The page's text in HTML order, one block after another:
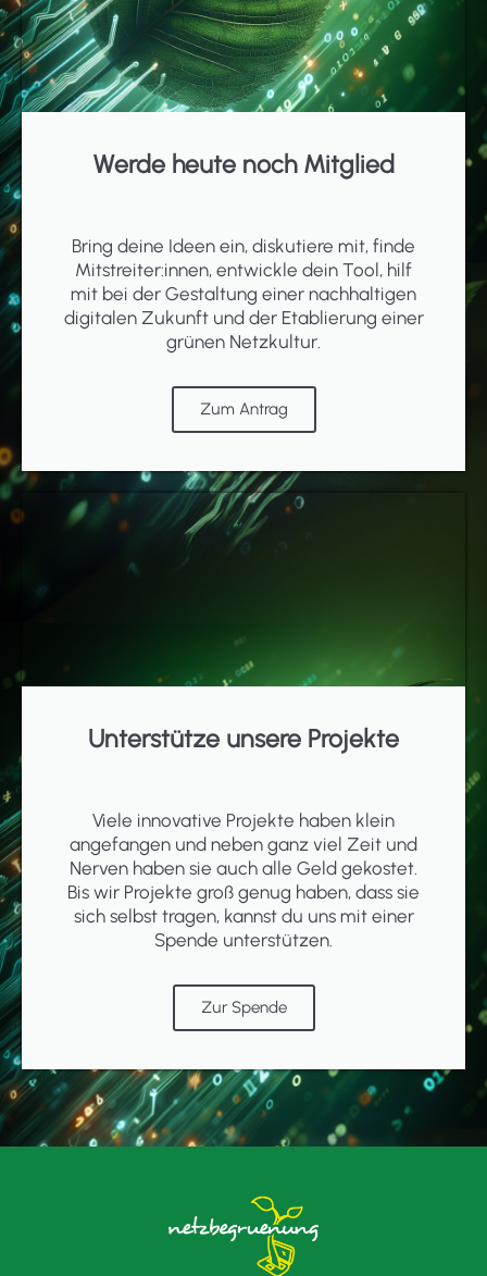
Werde heute noch Mitglied
Bring deine Ideen ein, diskutiere mit, finde
Mitstreiter:innen, entwickle dein Tool, hilf
mit bei der Gestaltung einer nachhaltigen
digitalen Zukunft und der Etablierung einer
grünen Netzkultur.
Zum Antrag
Unterstütze unsere Projekte
Viele innovative Projekte haben klein
angefangen und neben ganz viel Zeit und
Nerven haben sie auch alle Geld gekostet.
Bis wir Projekte groß genug haben, dass sie
sich selbst tragen, kannst du uns mit einer
Spende unterstützen.
Zur Spende